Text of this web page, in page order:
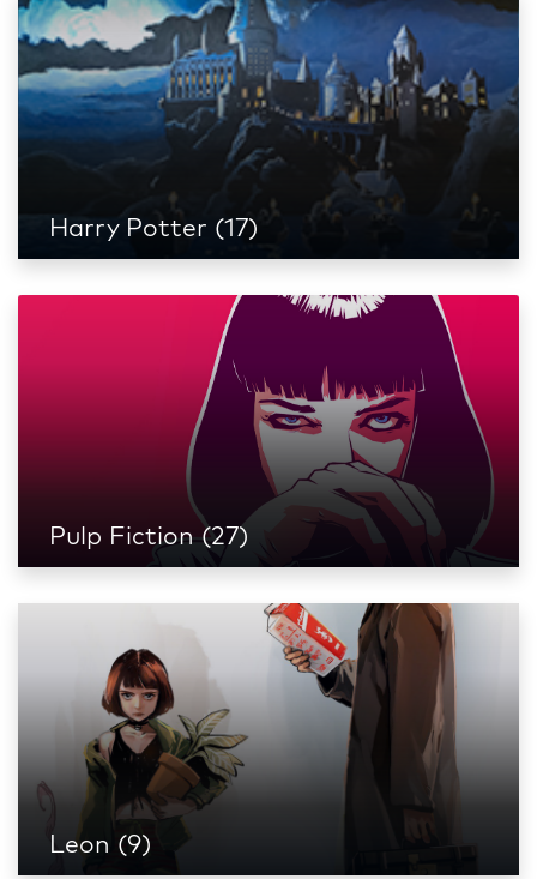
Harry Potter (17)
Pulp Fiction (27)
Leon (9)